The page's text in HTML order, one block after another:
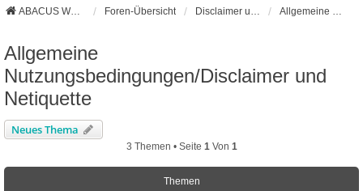
ABACUS Webseite Foren-Übersicht
Allgemeine
Nutzungsbedingungen/Disclaimer und
Netiquette
Neues Thema
3 Themen • Seite 1 Von 1
Themen